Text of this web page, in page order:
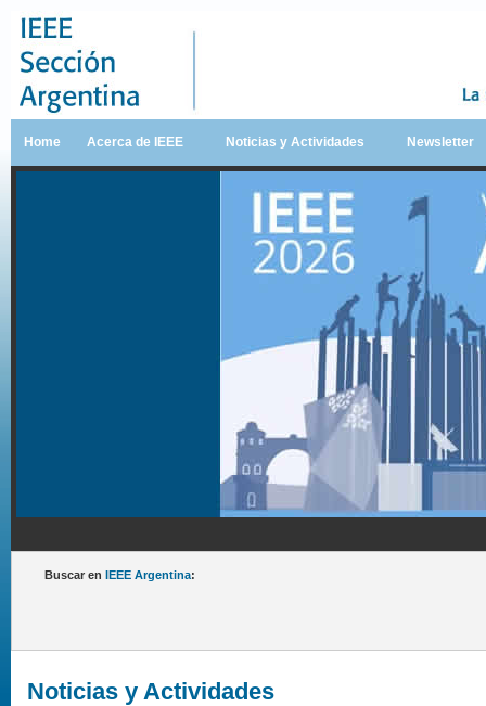
Home Acerca de IEEE Noticias y Actividades Newsletter
Buscar en IEEE Argentina:
Noticias y Actividades